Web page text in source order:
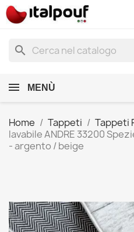
search
MENÙ
Home Tappeti Tappeti
lavabile ANDRE 33200
- argento / beige